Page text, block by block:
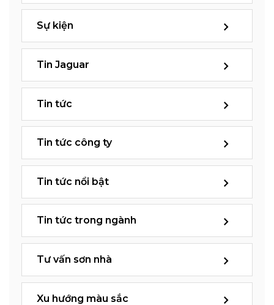
Sự kiện
Tin Jaguar
Tin tức
Tin tức công ty
Tin tức nổi bật
Tin tức trong ngành
Tư vấn sơn nhà
Xu hướng màu sắc